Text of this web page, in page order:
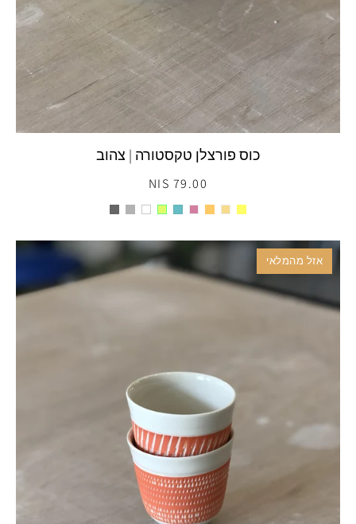
79.00 NIS
כוס פורצלן טקסטורה | צהוב
אזל מהמלאי